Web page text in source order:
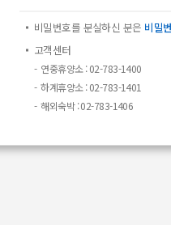
비밀번호를 분실하신 분은 비밀
고객센터
연중휴양소 : 02-783-1400
하계휴양소 : 02-783-1401
해외숙박 : 02-783-1406